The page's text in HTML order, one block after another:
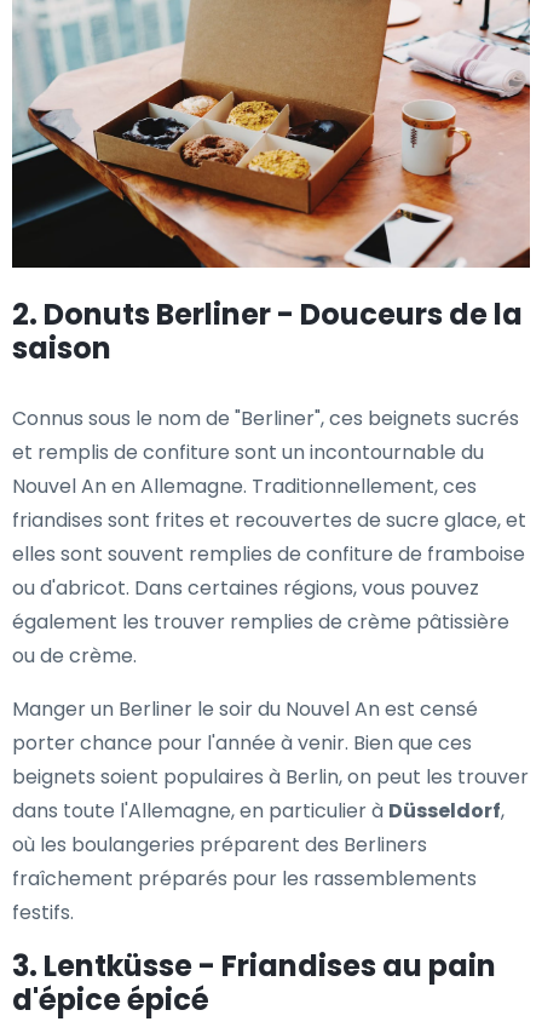
2. Donuts Berliner - Douceurs de la
saison
Connus sous le nom de "Berliner", ces beignets sucrés
et remplis de confiture sont un incontournable du
Nouvel An en Allemagne. Traditionnellement, ces
friandises sont frites et recouvertes de sucre glace, et
elles sont souvent remplies de confiture de framboise
ou d'abricot. Dans certaines régions, vous pouvez
également les trouver remplies de crème pâtissière
ou de crème.
Manger un Berliner le soir du Nouvel An est censé
porter chance pour l'année à venir. Bien que ces
beignets soient populaires à Berlin, on peut les trouver
dans toute l'Allemagne, en particulier à Düsseldorf,
où les boulangeries préparent des Berliners
fraîchement préparés pour les rassemblements
festifs.
3. Lentküsse - Friandises au pain
d'épice épicé